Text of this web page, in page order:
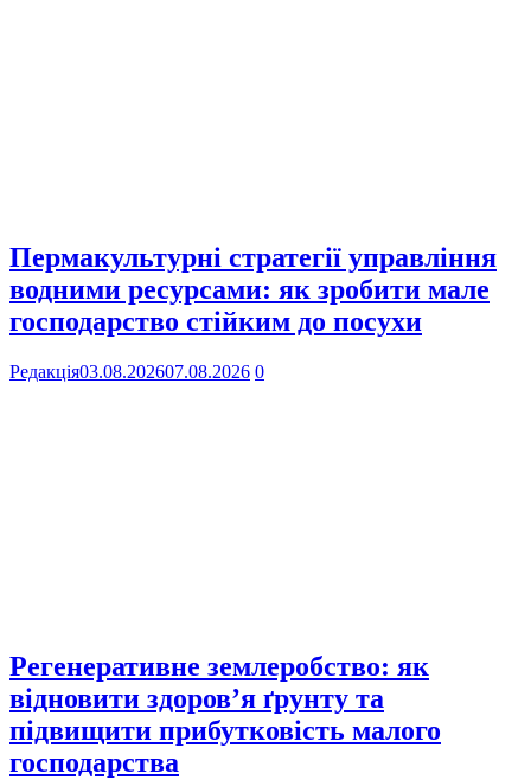
Пермакультурні стратегії управління
водними ресурсами: як зробити мале
господарство стійким до посухи
Редакція03.08.202607.08.2026 0
Регенеративне землеробство: як
відновити здоров’я ґрунту та
підвищити прибутковість малого
господарства